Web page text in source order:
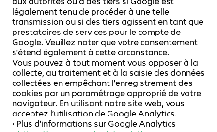
légalement tenu de procéder à une telle
transmission ou si des tiers agissent en tant que
prestataires de services pour le compte de
Google. Veuillez noter que votre consentement
s’étend également à cette circonstance.
Vous pouvez à tout moment vous opposer à la
collecte, au traitement et à la saisie des données
collectées en empêchant l’enregistrement des
cookies par un paramétrage approprié de votre
navigateur. En utilisant notre site web, vous
acceptez l’utilisation de Google Analytics.
• Plus d’informations sur Google Analytics